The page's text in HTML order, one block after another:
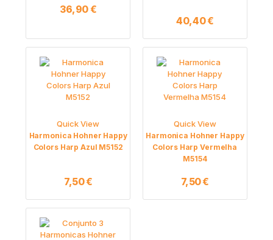
36,90€
40,40€
Quick View
Harmonica Hohner Happy
Colors Harp Azul M5152
7,50€
Quick View
Harmonica Hohner Happy
Colors Harp Vermelha
M5154
7,50€